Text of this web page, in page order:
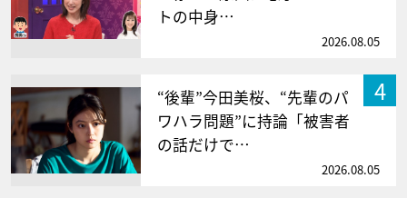
トの中身…
2026.08.05
4
“後輩”今田美桜、“先輩のパ
ワハラ問題”に持論「被害者
の話だけで…
2026.08.05